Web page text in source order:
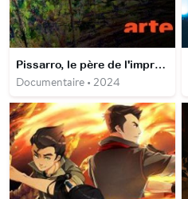
Pissarro, le père de l'impressionnisme
Documentaire • 2024